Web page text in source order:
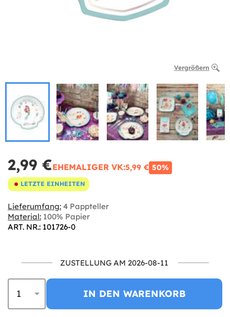
Vergrößern
2,99 €EHEMALIGER VK:5,99 € 50%
LETZTE EINHEITEN
Lieferumfang: 4 Pappteller
Material: 100% Papier
ART. NR.: 101726-0
ZUSTELLUNG AM 2026-08-11
IN DEN WARENKORB